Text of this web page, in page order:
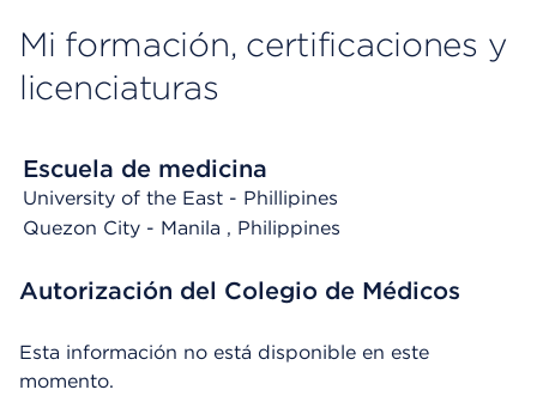
Mi formación, certificaciones y
licenciaturas
Escuela de medicina
University of the East - Phillipines
Quezon City - Manila , Philippines
Autorización del Colegio de Médicos
Esta información no está disponible en este
momento.